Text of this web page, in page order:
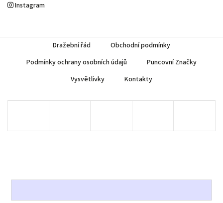
Instagram
Dražební řád
Obchodní podmínky
Podmínky ochrany osobních údajů
Puncovní Značky
Vysvětlivky
Kontakty